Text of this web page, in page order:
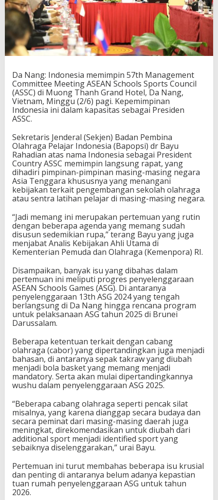
t
h
M
a
n
a
g
m
e
n
t
C
m
i
t
t
e
e
M
e
t
i
n
g
A
E
A
N
S
c
h
o
s
S
p
o
r
t
C
o
u
n
c
i
Da Nang: Indonesia memimpin 57th Management
Committee Meeting ASEAN Schools Sports Council
(ASSC) di Muong Thanh Grand Hotel, Da Nang,
Vietnam, Minggu (2/6) pagi. Kepemimpinan
Indonesia ini dalam kapasitas sebagai Presiden
ASSC.
Sekretaris Jenderal (Sekjen) Badan Pembina
Olahraga Pelajar Indonesia (Bapopsi) dr Bayu
Rahadian atas nama Indonesia sebagai President
Country ASSC memimpin langsung rapat, yang
dihadiri pimpinan-pimpinan masing-masing negara
Asia Tenggara khususnya yang menangani
kebijakan terkait pengembangan sekolah olahraga
atau sentra latihan pelajar di masing-masing negara.
“Jadi memang ini merupakan pertemuan yang rutin
dengan beberapa agenda yang memang sudah
disusun sedemikian rupa,” terang Bayu yang juga
menjabat Analis Kebijakan Ahli Utama di
Kementerian Pemuda dan Olahraga (Kemenpora) RI.
Disampaikan, banyak isu yang dibahas dalam
pertemuan ini meliputi progres penyelenggaraan
ASEAN Schools Games (ASG). Di antaranya
penyelenggaraan 13th ASG 2024 yang tengah
berlangsung di Da Nang hingga rencana program
untuk pelaksanaan ASG tahun 2025 di Brunei
Darussalam.
Beberapa ketentuan terkait dengan cabang
olahraga (cabor) yang dipertandingkan juga menjadi
bahasan, di antaranya sepak takraw yang diubah
menjadi bola basket yang memang menjadi
mandatory. Serta akan mulai dipertandingkannya
wushu dalam penyelenggaraan ASG 2025.
“Beberapa cabang olahraga seperti pencak silat
misalnya, yang karena dianggap secara budaya dan
secara peminat dari masing-masing daerah juga
meningkat, direkomendasikan untuk diubah dari
additional sport menjadi identified sport yang
sebaiknya diselenggarakan,” urai Bayu.
Pertemuan ini turut membahas beberapa isu krusial
dan penting di antaranya belum adanya kepastian
tuan rumah penyelenggaraan ASG untuk tahun
2026.